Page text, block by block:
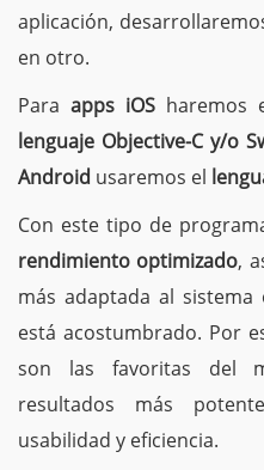
aplicación,
en otro.
Paraapps iOS haremos
lenguaje Objective-C y/o
Android usaremos el
Con este tipo de
rendimiento optimizado,
más adaptada al
está acostumbrado. Por
son las favoritas del
resultados más
usabilidad y eficiencia.